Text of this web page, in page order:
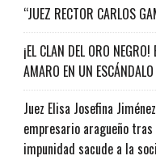
“JUEZ RECTOR CARLOS
¡EL CLAN DEL ORO
AMARO EN UN
Juez Elisa Josefina
empresario aragueño
impunidad sacude a la